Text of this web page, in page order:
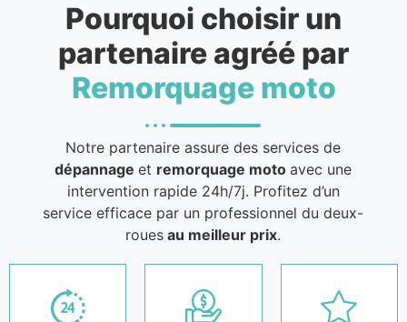
Pourquoi choisir un
partenaire agréé par
Remorquage moto
Notre partenaire assure des services de
dépannageet remorquage motoavec une
intervention rapide 24h/7j. Profitez d’un
service efficace par un professionnel du deux-
roues au meilleur prix.